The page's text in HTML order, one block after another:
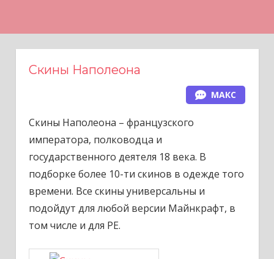
Скины Наполеона
МАКС
Скины Наполеона – французского
императора, полководца и
государственного деятеля 18 века. В
подборке более 10-ти скинов в одежде того
времени. Все скины универсальны и
подойдут для любой версии Майнкрафт, в
том числе и для PE.